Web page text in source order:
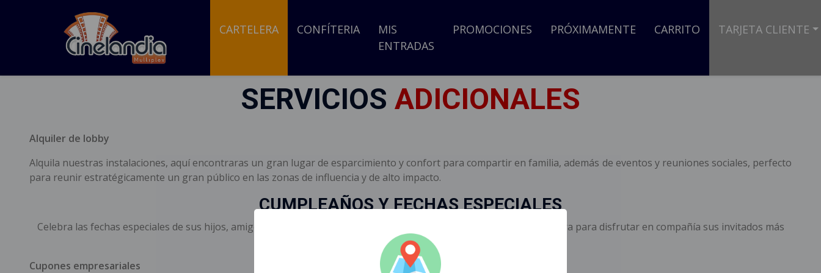
CARTELERA CONFÍTERIA
MIS
ENTRADAS
PROMOCIONES PRÓXIMAMENTE CARRITO TARJETA CLIENTE
SERVICIOS ADICIONALES
Alquiler de lobby
Alquila nuestras instalaciones, aquí encontraras un gran lugar de esparcimiento y confort para compartir en familia, además de eventos y reuniones sociales, perfecto
para reunir estratégicamente un gran público en las zonas de influencia y de alto impacto.
CUMPLEAÑOS Y FECHAS ESPECIALES
Celebra las fechas especiales de sus hijos, amigos o compañeros de oficina, donde podrá elegir el paquete que quiera para disfrutar en compañía sus invitados más
cercanos.
Cupones empresariales